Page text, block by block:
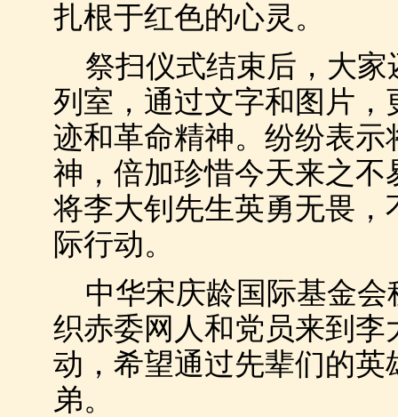
扎根于红色的心灵。
祭扫仪式结束后，大家
列室，通过文字和图片
迹和革命精神。纷纷表
神，倍加珍惜今天来之
将李大钊先生英勇无畏
际行动。
中华宋庆龄国际基金会
织赤委网人和党员来到
动，希望通过先辈们的
弟。